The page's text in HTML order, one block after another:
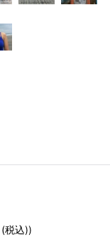
(税込))